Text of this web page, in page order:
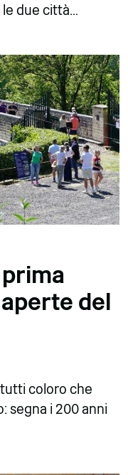
due città...
del
coloro che
segna i 200 anni